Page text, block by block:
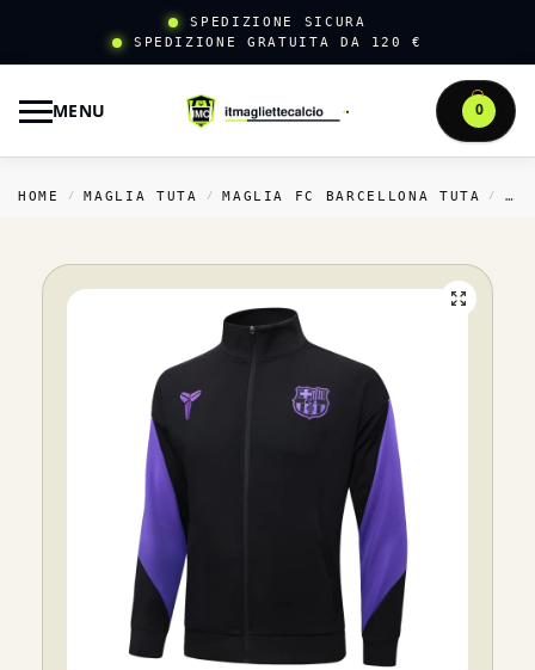
SPEDIZIONE SICURA
SPEDIZIONE GRATUITA DA 120 €
MENU 0
HOME / MAGLIA TUTA / MAGLIA FC BARCELLONA TUTA /